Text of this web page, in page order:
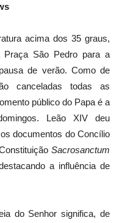
acima dos 35 graus,
São Pedro para a
de verão. Como de
canceladas todas as
público do Papa é a
Leão XIV deu
documentos do Concílio
Sacrosanctum
a influência de
do Senhor significa, de